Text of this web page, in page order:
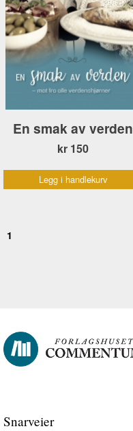
En smak av verden
kr 150
Legg i handlekurv
1
Snarveier